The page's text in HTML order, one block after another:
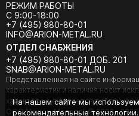
РЕЖИМ РАБОТЫ
С 9:00-18:00
+7 (495) 980-80-01
INFO@ARION-METAL.RU
ОТДЕЛ СНАБЖЕНИЯ
+7 (495) 980-80-01 ДОБ. 201
SNAB@ARION-METAL.RU
Представленная на сайте
характеристик и наличия носит
характер и не является
ООО "Арион-Металл" © 2020 -
На нашем сайте мы
рекомендательные технологии.